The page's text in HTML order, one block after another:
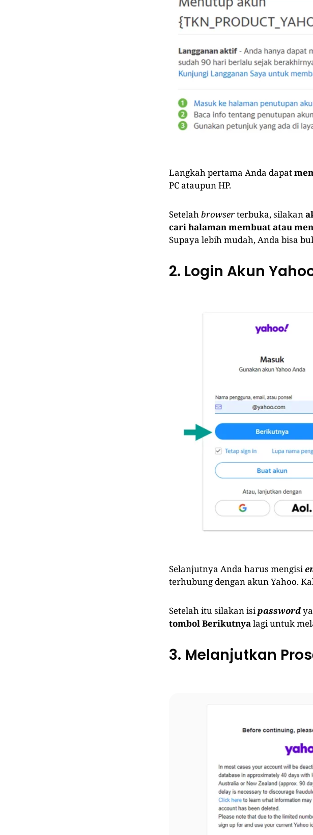
Langkah pertama Anda dapat
PC ataupun HP.
Setelahbrowserterbuka, silakan
cari halaman membuat atau
Supaya lebih mudah, Anda bisa
2. Login Akun
Selanjutnya Anda harus mengisi
terhubung dengan akun Yahoo.
Setelah itu silakan isi password
tombol Berikutnya lagi untuk
3. Melanjutkan